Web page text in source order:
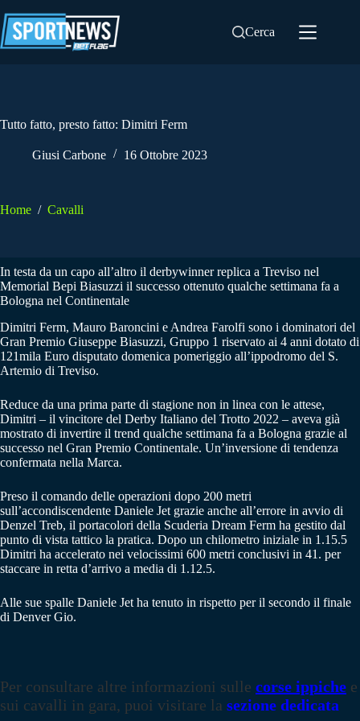
al
contenuto
Cerca
Tutto fatto, presto fatto: Dimitri Ferm
Giusi Carbone 16 Ottobre 2023
Home / Cavalli
In testa da un capo all’altro il derbywinner replica a Treviso nel
Memorial Bepi Biasuzzi il successo ottenuto qualche settimana fa a
Bologna nel Continentale
Dimitri Ferm, Mauro Baroncini e Andrea Farolfi sono i dominatori del
Gran Premio Giuseppe Biasuzzi, Gruppo 1 riservato ai 4 anni dotato di
121mila Euro disputato domenica pomeriggio all’ippodromo del S.
Artemio di Treviso.
Reduce da una prima parte di stagione non in linea con le attese,
Dimitri – il vincitore del Derby Italiano del Trotto 2022 – aveva già
mostrato di invertire il trend qualche settimana fa a Bologna grazie al
successo nel Gran Premio Continentale. Un’inversione di tendenza
confermata nella Marca.
Preso il comando delle operazioni dopo 200 metri
sull’accondiscendente Daniele Jet grazie anche all’errore in avvio di
Denzel Treb, il portacolori della Scuderia Dream Ferm ha gestito dal
punto di vista tattico la pratica. Dopo un chilometro iniziale in 1.15.5
Dimitri ha accelerato nei velocissimi 600 metri conclusivi in 41. per
staccare in retta d’arrivo a media di 1.12.5.
Alle sue spalle Daniele Jet ha tenuto in rispetto per il secondo il finale
di Denver Gio.
Per consultare altre informazioni sulle corse ippiche e
sui cavalli in gara, puoi visitare la sezione dedicata